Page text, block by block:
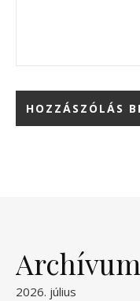
Archívum
2026. július